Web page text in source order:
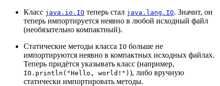
Класс java.io.IO теперь стал java.lang.IO. Значит, он
теперь импортируется неявно в любой исходный файл
(необязательно компактный).
Статические методы класса IO больше не
импортируются неявно в компактных исходных файлах.
Теперь придётся указывать класс (например,
IO.println("Hello, world!") ), либо вручную
статически импортировать методы.